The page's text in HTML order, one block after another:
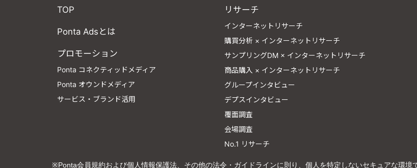
TOP
Ponta Adsとは
プロモーション
Ponta コネクティッドメディア
Ponta オウンドメディア
サービス・ブランド活用
リサーチ
インターネットリサーチ
購買分析 × インターネットリサーチ
サンプリングDM × インターネットリサーチ
商品購入 × インターネットリサーチ
グループインタビュー
デプスインタビュー
覆面調査
会場調査
No.1 リサーチ
※Ponta会員規約および個人情報保護法、その他の法令・ガイドラインに則り、個人を特定しないセキュアな環境